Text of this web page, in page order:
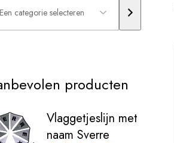
producten
Vlaggetjeslijn met
naam Sverre